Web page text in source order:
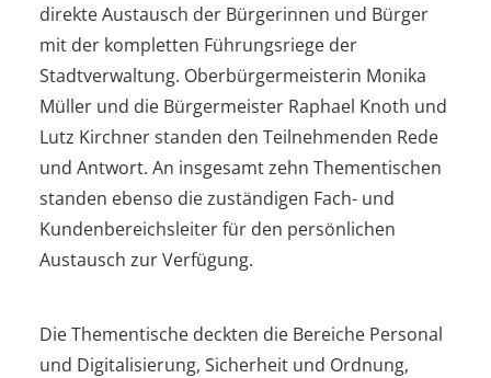
direkte Austausch der Bürgerinnen und Bürger
mit der kompletten Führungsriege der
Stadtverwaltung. Oberbürgermeisterin Monika
Müller und die Bürgermeister Raphael Knoth und
Lutz Kirchner standen den Teilnehmenden Rede
und Antwort. An insgesamt zehn Thementischen
standen ebenso die zuständigen Fach- und
Kundenbereichsleiter für den persönlichen
Austausch zur Verfügung.
Die Thementische deckten die Bereiche Personal
und Digitalisierung, Sicherheit und Ordnung,